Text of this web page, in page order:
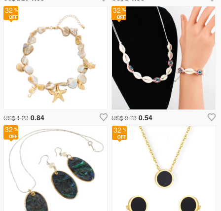
32
32
US$ 0.78 0.54
32
US$ 1.23 0.84
32